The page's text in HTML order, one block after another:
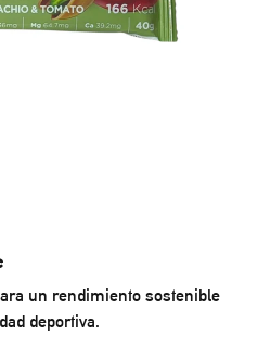
un rendimiento sostenible
deportiva.